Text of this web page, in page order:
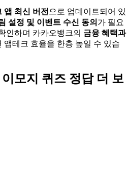
앱 최신 버전 으로 업데이트되어 있
설정 및 이벤트 수신 동의 가 필요
인하며 카카오뱅크의 금융 혜택과
앱테크 효율을 한층 높일 수 있습
모지 퀴즈 정답 더 보